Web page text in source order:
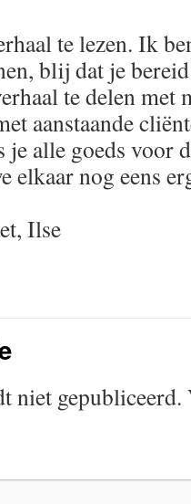
te lezen. Ik
blij dat je
te delen
aanstaande
je alle goeds voor
elkaar nog eens
Ilse
niet gepubliceerd.